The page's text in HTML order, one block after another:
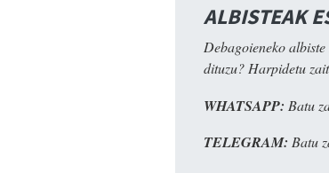
ALBISTEAK
Debagoieneko
dituzu? Harpidetu
WHATSAPP: Batu
TELEGRAM: Batu